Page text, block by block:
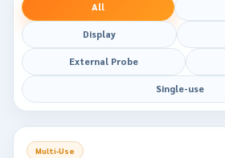
All
Display
External Probe
Single-use
Multi-Use